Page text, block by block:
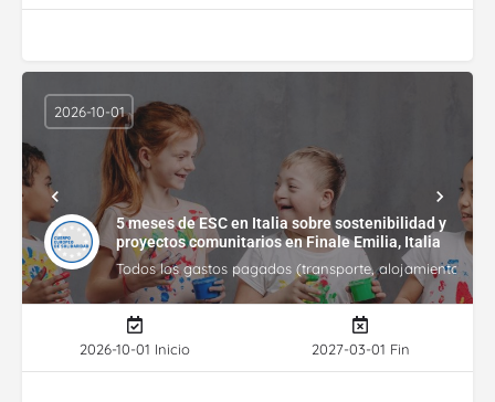
5 meses de ESC en Italia sobre sostenibilidad y
proyectos comunitarios en Finale Emilia, Italia
Todos los gastos pagados (transporte, alojamiento,
2026-10-01
2026-10-01 Inicio 2027-03-01 Fin